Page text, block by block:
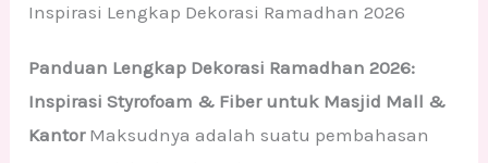
Inspirasi Lengkap Dekorasi Ramadhan 2026
Panduan Lengkap Dekorasi Ramadhan 2026:
Inspirasi Styrofoam & Fiber untuk Masjid Mall &
KantorMaksudnya adalah suatu pembahasan